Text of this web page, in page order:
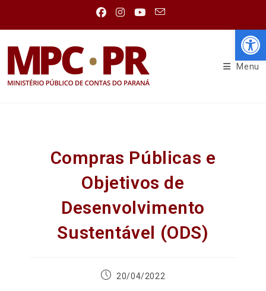
Menu
Compras Públicas e
Objetivos de
Desenvolvimento
Sustentável (ODS)
20/04/2022